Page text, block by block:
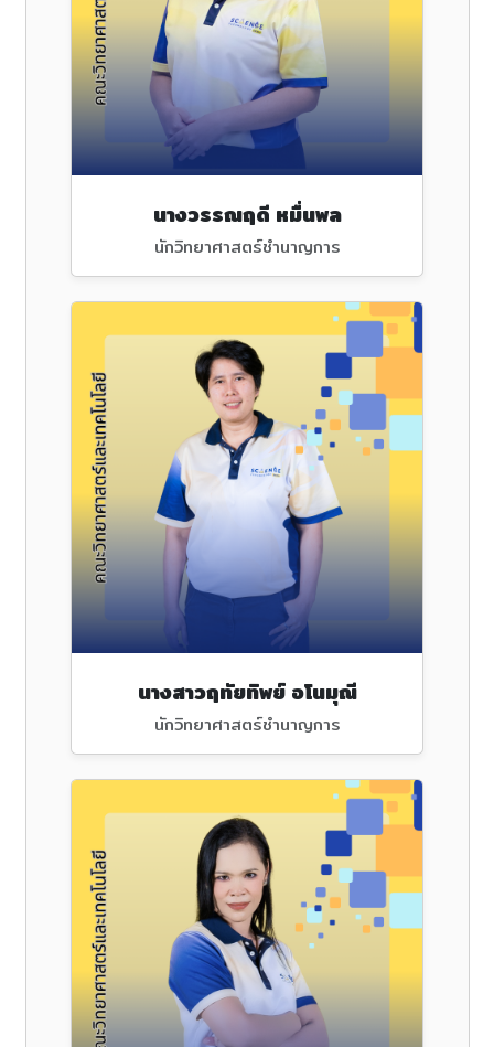
นางวรรณฤดี หมื่นพล
นักวิทยาศาสตร์ชำนาญการ
นางสาวฤทัยทิพย์ อโนมุณี
นักวิทยาศาสตร์ชำนาญการ